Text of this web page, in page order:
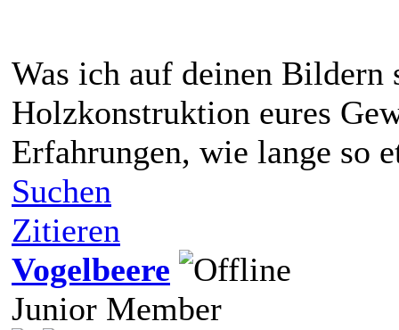
Was ich auf deinen Bildern
Holzkonstruktion eures
Erfahrungen, wie lange so
Suchen
Zitieren
Vogelbeere
Junior Member